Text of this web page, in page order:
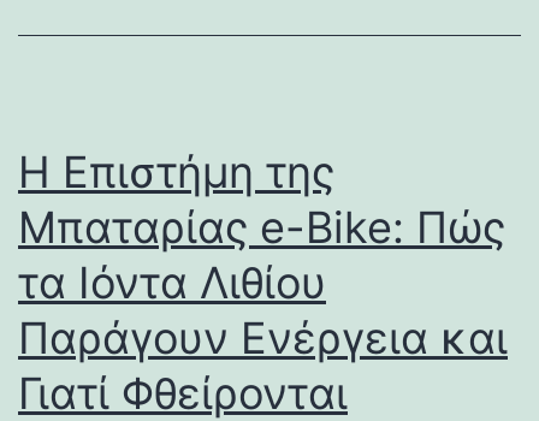
Η Επιστήμη της
Μπαταρίας e-Bike: Πώς
τα Ιόντα Λιθίου
Παράγουν Ενέργεια και
Γιατί Φθείρονται